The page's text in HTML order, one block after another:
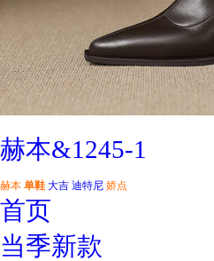
赫本&1245-1
赫本 单鞋 大吉 迪特尼 娇点
首页
当季新款